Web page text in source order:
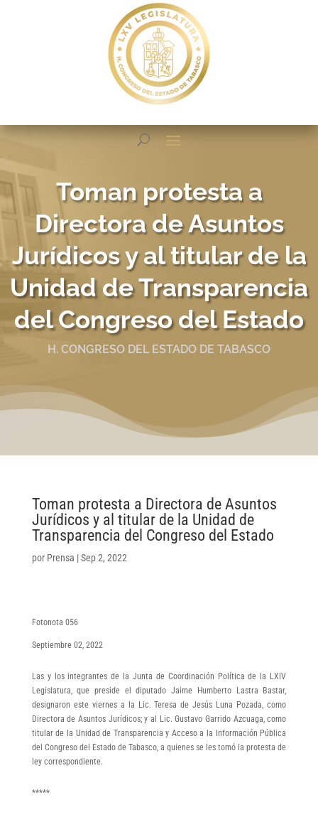
Toman protesta a
Directora de Asuntos
Jurídicos y al titular de la
Unidad de Transparencia
del Congreso del Estado
H. CONGRESO DEL ESTADO DE TABASCO
Toman protesta a Directora de Asuntos
Jurídicos y al titular de la Unidad de
Transparencia del Congreso del Estado
por Prensa |Sep 2, 2022
Fotonota 056
Septiembre 02, 2022
Las y los integrantes de la Junta de Coordinación Política de la LXIV
Legislatura, que preside el diputado Jaime Humberto Lastra Bastar,
designaron este viernes a la Lic. Teresa de Jesús Luna Pozada, como
Directora de Asuntos Jurídicos; y al Lic. Gustavo Garrido Azcuaga, como
titular de la Unidad de Transparencia y Acceso a la Información Pública
del Congreso del Estado de Tabasco, a quienes se les tomó la protesta de
ley correspondiente.
*****